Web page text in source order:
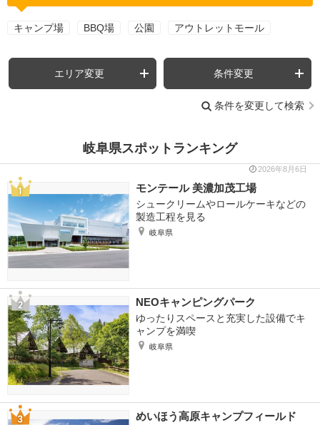
キャンプ場 BBQ場 公園 アウトレットモール
エリア変更 条件変更
条件を変更して検索
岐阜県スポットランキング
2026年8月6日
モンテール 美濃加茂工場
シュークリームやロールケーキなどの
製造工程を見る
岐阜県
NEOキャンピングパーク
ゆったりスペースと充実した設備でキ
ャンプを満喫
岐阜県
めいほう高原キャンプフィールド